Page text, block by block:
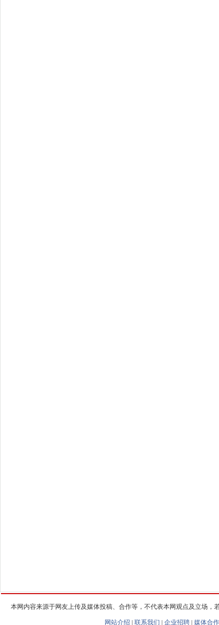
本网内容来源于网友上传及媒体投稿、合作等，不代表本网观点及立场
网站介绍 | 联系我们 | 企业招聘 | 媒体合作